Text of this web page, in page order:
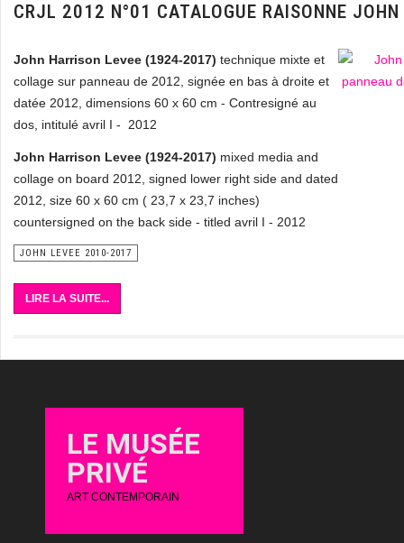
CRJL 2012 N°01 CATALOGUE RAISONNE JOHN
John Harrison Levee (1924-2017) technique mixte et
collage sur panneau de 2012, signée en bas à droite et
datée 2012, dimensions 60 x 60 cm - Contresigné au
dos, intitulé avril I - 2012
John Harrison Levee (1924-2017) mixed media and
collage on board 2012, signed lower right side and dated
2012, size 60 x 60 cm ( 23,7 x 23,7 inches)
countersigned on the back side - titled avril I - 2012
JOHN LEVEE 2010-2017
LIRE LA SUITE...
LE MUSÉE
PRIVÉ
ART CONTEMPORAIN